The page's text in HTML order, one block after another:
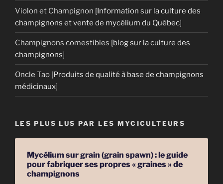
Violon et Champignon [Information sur la culture des
champignons et vente de mycélium du Québec]
Champignons comestibles [blog sur la culture des
champignons]
Oncle Tao [Produits de qualité à base de champignons
médicinaux]
LES PLUS LUS PAR LES MYCICULTEURS
Mycélium sur grain (grain spawn) : le guide
pour fabriquer ses propres « graines » de
champignons